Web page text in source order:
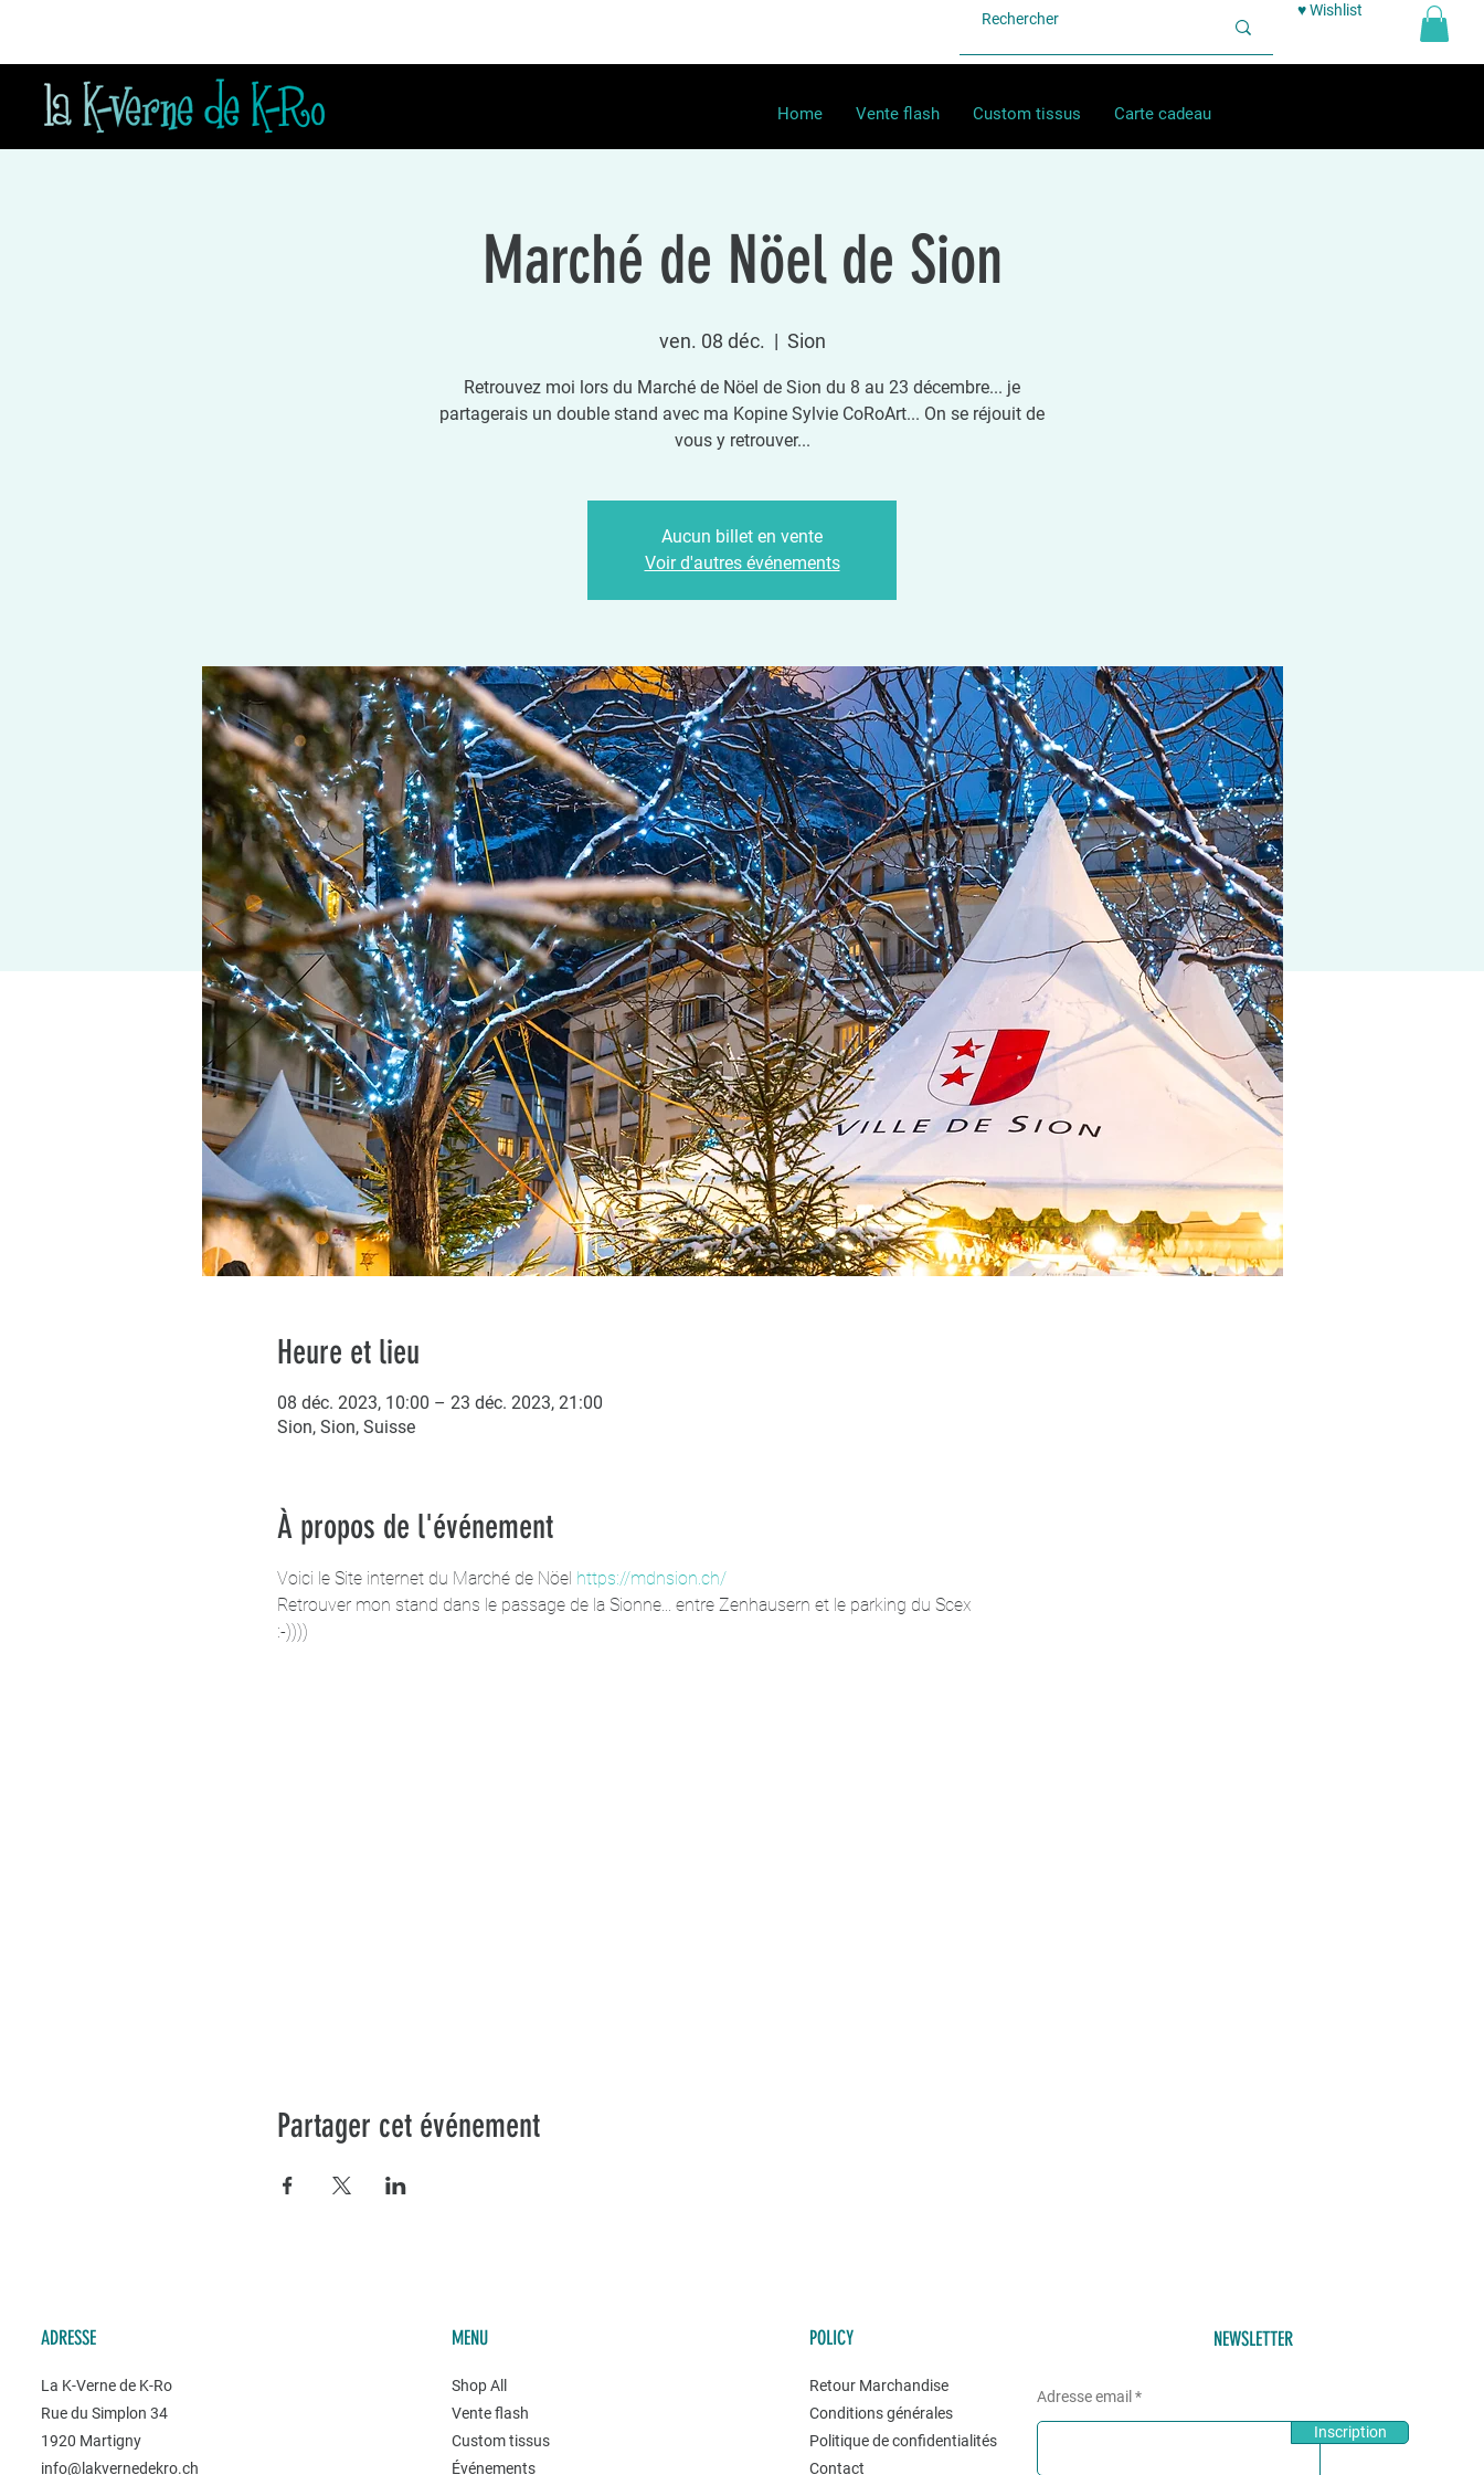
♥ Wishlist
Home Vente flash Custom tissus Carte cadeau
Marché de Nöel de Sion
ven. 08 déc.
  |
Sion
Retrouvez moi lors du Marché de Nöel de Sion du 8 au 23 décembre... je
partagerais un double stand avec ma Kopine Sylvie CoRoArt... On se réjouit de
vous y retrouver...
Aucun billet en vente
Voir d'autres événements
Heure et lieu
08 déc. 2023, 10:00 – 23 déc. 2023, 21:00
Sion, Sion, Suisse
À propos de l'événement
Voici le Site internet du Marché de Nöel https://mdnsion.ch/
Retrouver mon stand dans le passage de la Sionne... entre Zenhausern et le parking du Scex
:-))))
Partager cet événement
ADRESSE
La K-Verne de K-Ro
Rue du Simplon 34
1920 Martigny
info@lakvernedekro.ch
MENU
Shop All
Vente flash
Custom tissus
Événements
POLICY
Retour Marchandise
Conditions générales
Politique de confidentialités
Contact
NEWSLETTER
Adresse email
Inscription